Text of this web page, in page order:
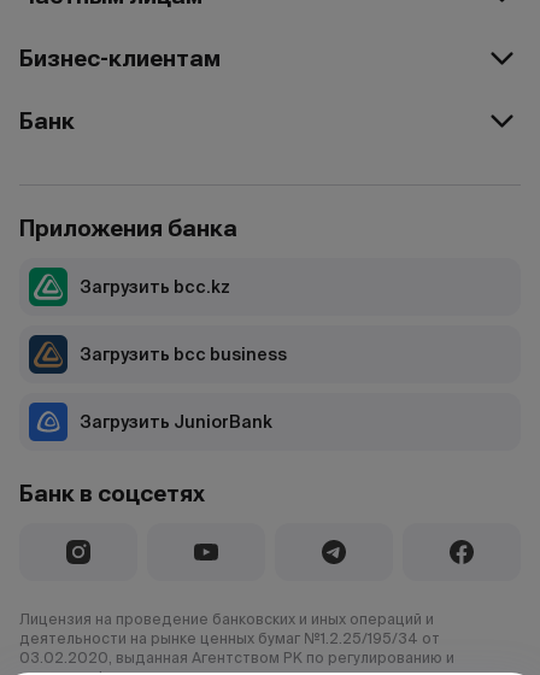
Бизнес-клиентам
Банк
Банк в соцсетях
Приложения банка
Загрузить bcc.kz
Загрузить bcc business
Загрузить JuniorBank
Лицензия на проведение банковских и иных операций и
деятельности на рынке ценных бумаг №1.2.25/195/34 от
03.02.2020, выданная Агентством РК по регулированию и